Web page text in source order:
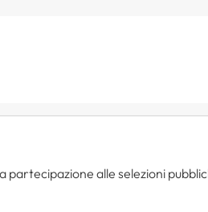
partecipazione alle selezioni